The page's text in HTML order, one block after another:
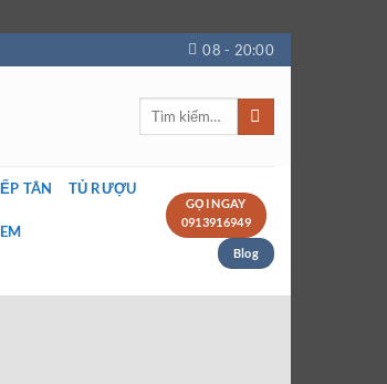
08 - 20:00
Tìm
TÂN TỦ RƯỢU
GỌI NGAY
0913916949
Blog